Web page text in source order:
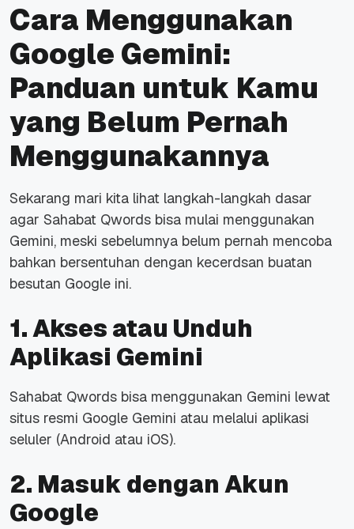
Cara Menggunakan
Google Gemini:
Panduan untuk Kamu
yang Belum Pernah
Menggunakannya
Sekarang mari kita lihat langkah-langkah dasar
agar Sahabat Qwords bisa mulai menggunakan
Gemini, meski sebelumnya belum pernah mencoba
bahkan bersentuhan dengan kecerdsan buatan
besutan Google ini.
1. Akses atau Unduh
Aplikasi Gemini
Sahabat Qwords bisa menggunakan Gemini lewat
situs resmi Google Gemini atau melalui aplikasi
seluler (Android atau iOS).
2. Masuk dengan Akun
Google